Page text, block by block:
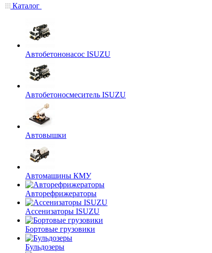
Каталог
Автобетононасос ISUZU
Автобетоносмеситель ISUZU
Автовышки
Автомашины КМУ
Авторефрижераторы
Ассенизаторы ISUZU
Бортовые грузовики
Бульдозеры